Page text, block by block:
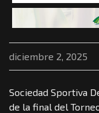
diciembre 2, 2025
Sociedad Sportiva
de la final del